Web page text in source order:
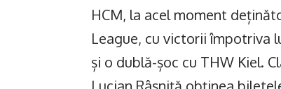
HCM, la acel moment
League, cu victorii împotriva
și o dublă-șoc cu THW Kiel.